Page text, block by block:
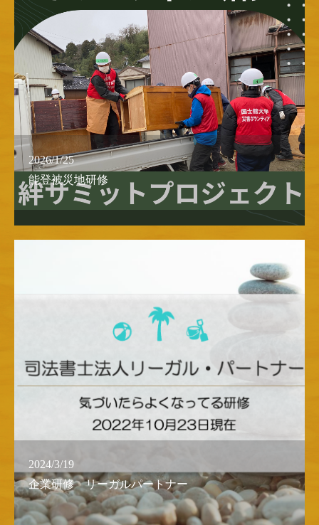
2026/1/25
能登被災地研修
2024/3/19
企業研修 リーガルパートナー